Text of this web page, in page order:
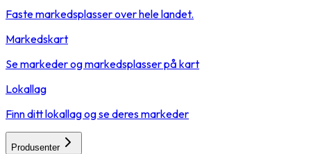
Faste markedsplasser over hele landet.
Markedskart
Se markeder og markedsplasser på kart
Lokallag
Finn ditt lokallag og se deres markeder
Produsenter